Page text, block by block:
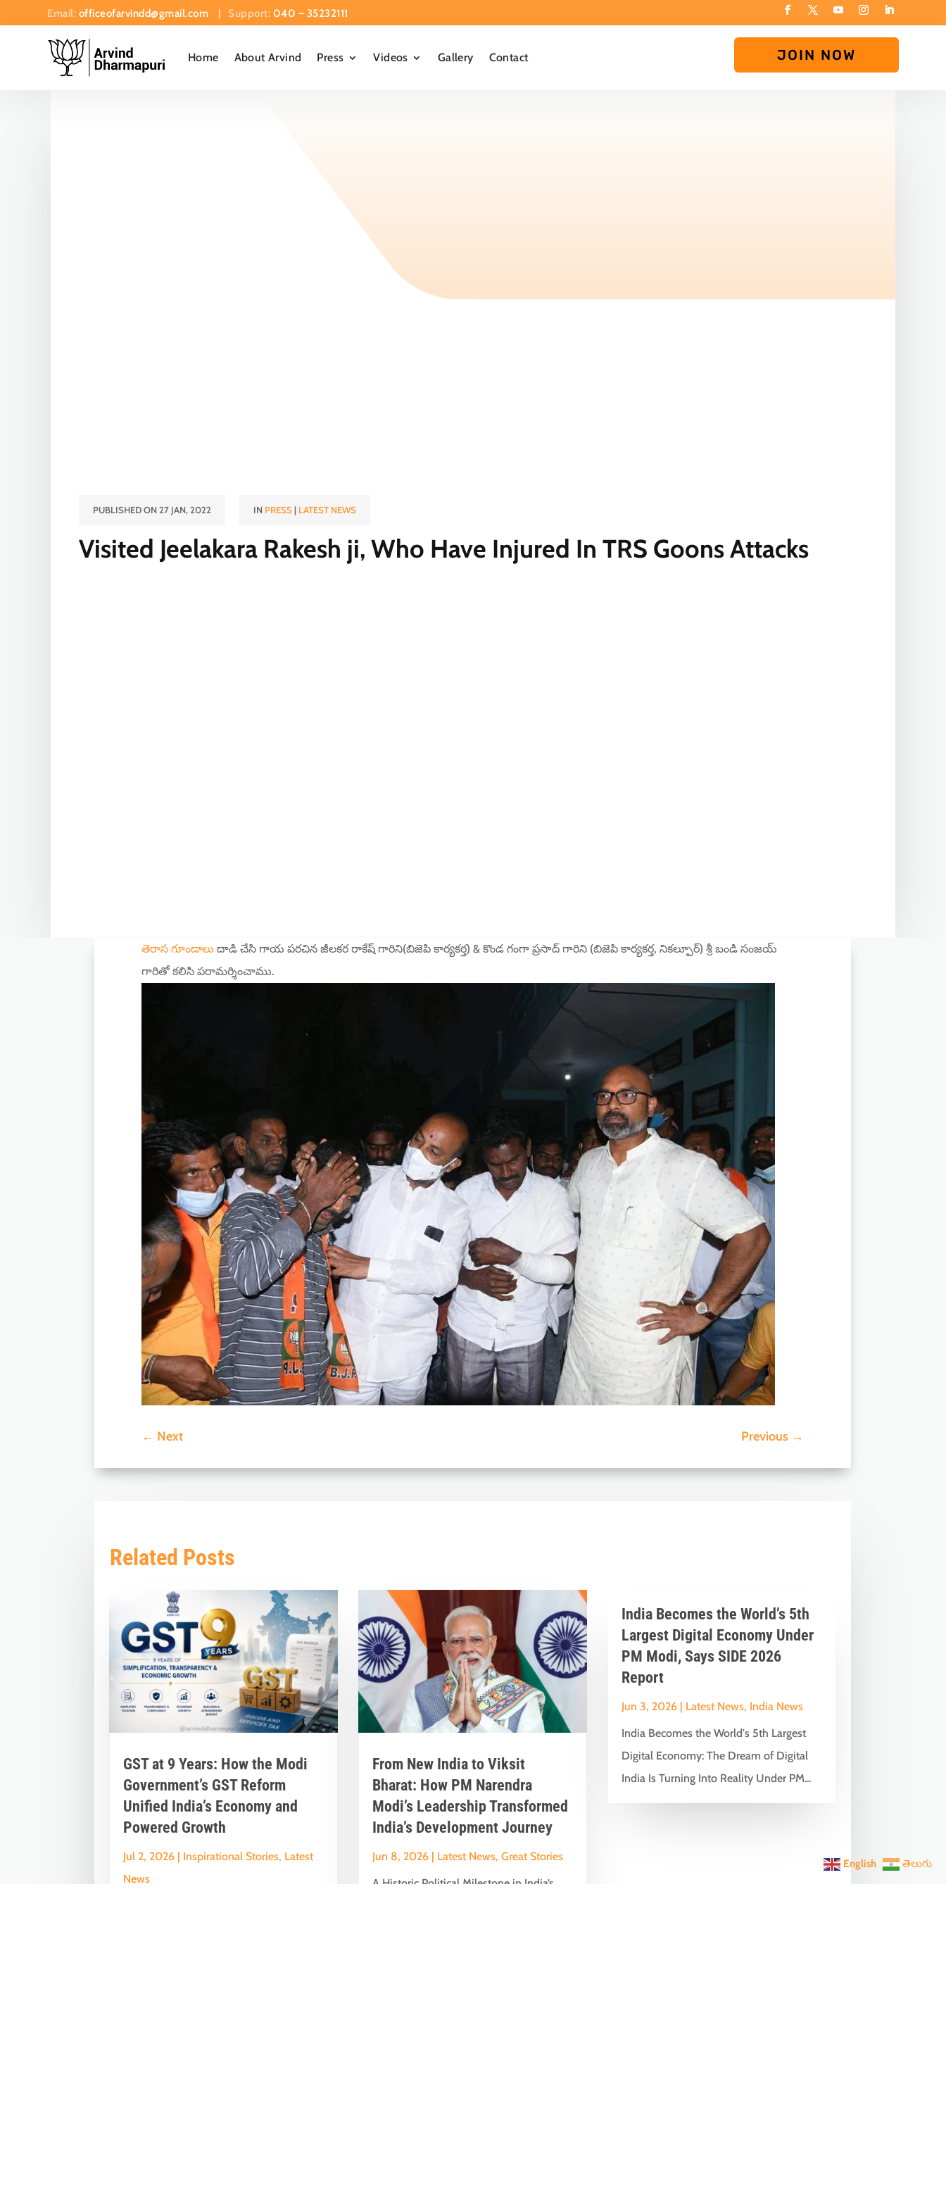
Email: officeofarvindd@gmail.com | Support: 040 – 35232111
Home About Arvind Press Videos Gallery Contact JOIN NOW
PUBLISHED ON 27 JAN, 2022 IN PRESS| LATEST NEWS
Visited Jeelakara Rakesh ji, Who Have Injured In TRS Goons Attacks
తెరాస గూండాలు దాడి చేసి గాయ పరచిన జీలకర రాకేష్ గారిని(బిజెపి కార్యకర్త) & కొండ గంగా ప్రసాద్ గారిని (బిజెపి కార్యకర్త, నికల్పూర్) శ్రీ బండి సంజయ్
గారితో కలిసి పరామర్శించాము.
← Next Previous →
Related Posts
GST at 9 Years: How the Modi
Government’s GST Reform
Unified India’s Economy and
Powered Growth
Jul 2, 2026 | Inspirational Stories, Latest
News
From New India to Viksit
Bharat: How PM Narendra
Modi’s Leadership Transformed
India’s Development Journey
Jun 8, 2026 | Latest News,Great Stories
A Historic Political Milestone in India’s
India Becomes the World’s 5th
Largest Digital Economy Under
PM Modi, Says SIDE 2026
Report
Jun 3, 2026| Latest News, India News
India Becomes the World's 5th Largest
Digital Economy: The Dream of Digital
India Is Turning Into Reality Under PM...
English తెలుగు